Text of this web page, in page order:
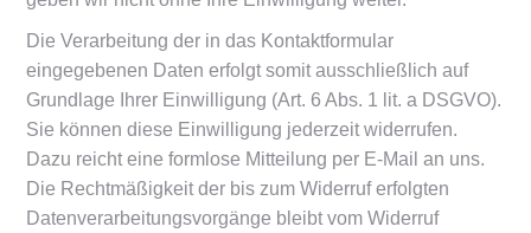
Die Verarbeitung der in das Kontaktformular
eingegebenen Daten erfolgt somit ausschließlich auf
Grundlage Ihrer Einwilligung (Art. 6 Abs. 1 lit. a DSGVO).
Sie können diese Einwilligung jederzeit widerrufen.
Dazu reicht eine formlose Mitteilung per E-Mail an uns.
Die Rechtmäßigkeit der bis zum Widerruf erfolgten
Datenverarbeitungsvorgänge bleibt vom Widerruf